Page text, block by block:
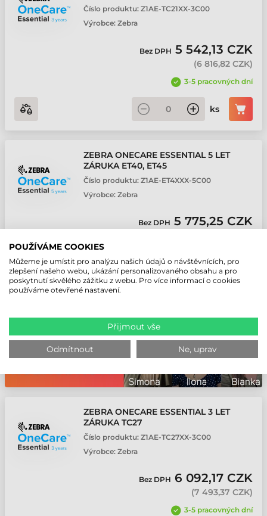
Číslo produktu: Z1AE-TC21XX-3C00
Výrobce: Zebra
Bez DPH 5 542,13 CZK
(6 816,82 CZK)
3-5 pracovných dní
ks
ZEBRA ONECARE ESSENTIAL 5 LET
ZÁRUKA ET40, ET45
Číslo produktu: Z1AE-ET4XXX-5C00
Výrobce: Zebra
Bez DPH 5 775,25 CZK
ks
ZEBRA ONECARE ESSENTIAL 3 LET
ZÁRUKA TC27
Číslo produktu: Z1AE-TC27XX-3C00
Výrobce: Zebra
Bez DPH 6 092,17 CZK
(7 493,37 CZK)
3-5 pracovných dní
POUŽÍVÁME COOKIES
Můžeme je umístit pro analýzu našich údajů o návštěvnících, pro
zlepšení našeho webu, ukázání personalizovaného obsahu a pro
poskytnutí skvělého zážitku z webu. Pro více informací o cookies
používáme otevřené nastavení.
Přijmout vše
Odmítnout Ne, uprav